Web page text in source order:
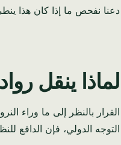
دعنا نفحص ما إذا كان هذا
لماذا ينقل
القرار بالنظر إلى ما وراء
التوجه الدولي، فإن الدافع